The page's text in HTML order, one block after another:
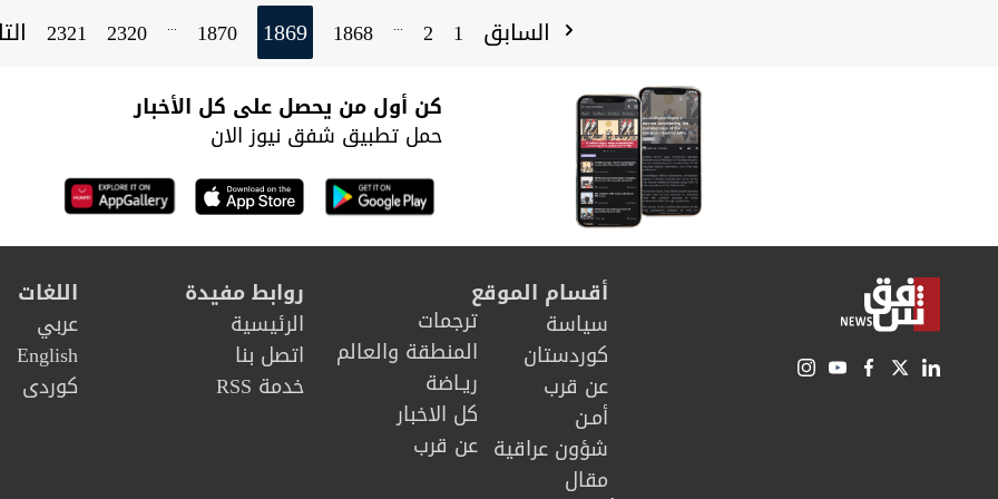
السابق 1
2
...
1868
1869
1870
...
2320
2321
كن أول من يحصل على كل الأخبار
حمل تطبيق شفق نيوز الان
أقسام الموقع
سیاسة
كوردستان
عن قرب
أمـن
شؤون عراقية
مقال
ترجمات
المنطقة والعالم
ريـاضة
كل الاخبار
عن قرب
روابط مفيدة
الرئيسية
اتصل بنا
خدمة RSS
اللغات
عربي
English
كوردى